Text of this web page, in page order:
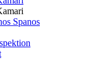
Spanos